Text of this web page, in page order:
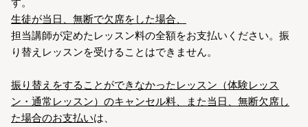
生徒が当日、無断で欠席をした場合、
担当講師が定めたレッスン料の全額をお支払いください。振
り替えレッスンを受けることはできません。
振り替えをすることができなかったレッスン（体験レッス
ン・通常レッスン）のキャンセル料、また当日、無断欠席し
た場合のお支払いは、